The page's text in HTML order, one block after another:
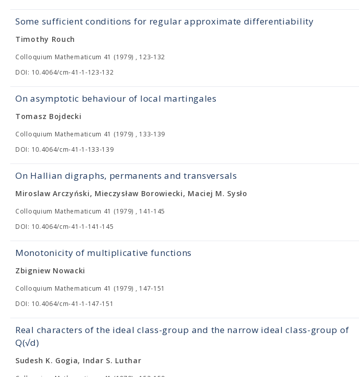
Some sufficient conditions for regular approximate differentiability
Timothy Rouch
Colloquium Mathematicum 41 (1979) , 123-132
DOI: 10.4064/cm-41-1-123-132
On asymptotic behaviour of local martingales
Tomasz Bojdecki
Colloquium Mathematicum 41 (1979) , 133-139
DOI: 10.4064/cm-41-1-133-139
On Hallian digraphs, permanents and transversals
Miroslaw Arczyński, Mieczysław Borowiecki, Maciej M. Sysło
Colloquium Mathematicum 41 (1979) , 141-145
DOI: 10.4064/cm-41-1-141-145
Monotonicity of multiplicative functions
Zbigniew Nowacki
Colloquium Mathematicum 41 (1979) , 147-151
DOI: 10.4064/cm-41-1-147-151
Real characters of the ideal class-group and the narrow ideal class-group of
Q(√d)
Sudesh K. Gogia, Indar S. Luthar